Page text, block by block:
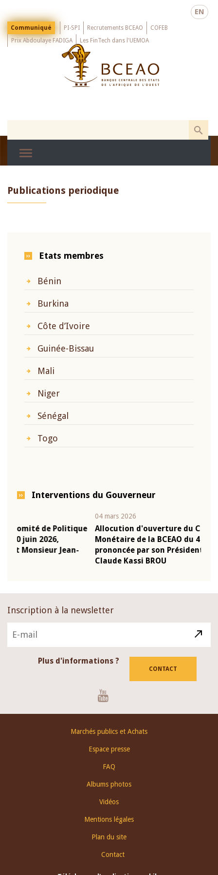
main
EN
Menu
Top
Communiqué PI-SPI Recrutements BCEAO
COFEB
Prix Abdoulaye FADIGA
Les FinTech dans l'UEMOA
Publications periodique
Etats membres
Bénin
Burkina
Côte d’Ivoire
Guinée-Bissau
Mali
Niger
Sénégal
Togo
Interventions du Gouverneur
Allocution d'ouverture du Comité de Politique
Monétaire de la BCEAO du 4 mars 2026,
prononcée par son Président Monsieur Jean-
Inscription à la newsletter
Plus d'informations ?
CONTACT
Marchés publics et Achats
Espace presse
FAQ
Albums photos
Vidéos
Mentions légales
Plan du site
Contact